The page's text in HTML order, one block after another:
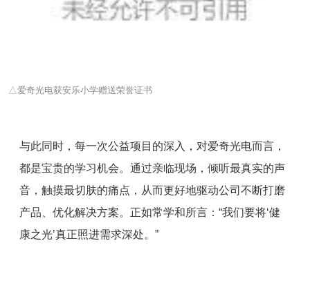
△爱奇光电获安乐小学赠送荣誉证书
与此同时，每一次公益项目的深入，对爱奇光电而言，
都是宝贵的学习机会。通过亲临现场，倾听最真实的声
音，触摸最切肤的痛点，从而更好地驱动公司不断打磨
产品、优化解决方案。正如常学和所言：“我们要将‘健
康之光’真正照进需求深处。”